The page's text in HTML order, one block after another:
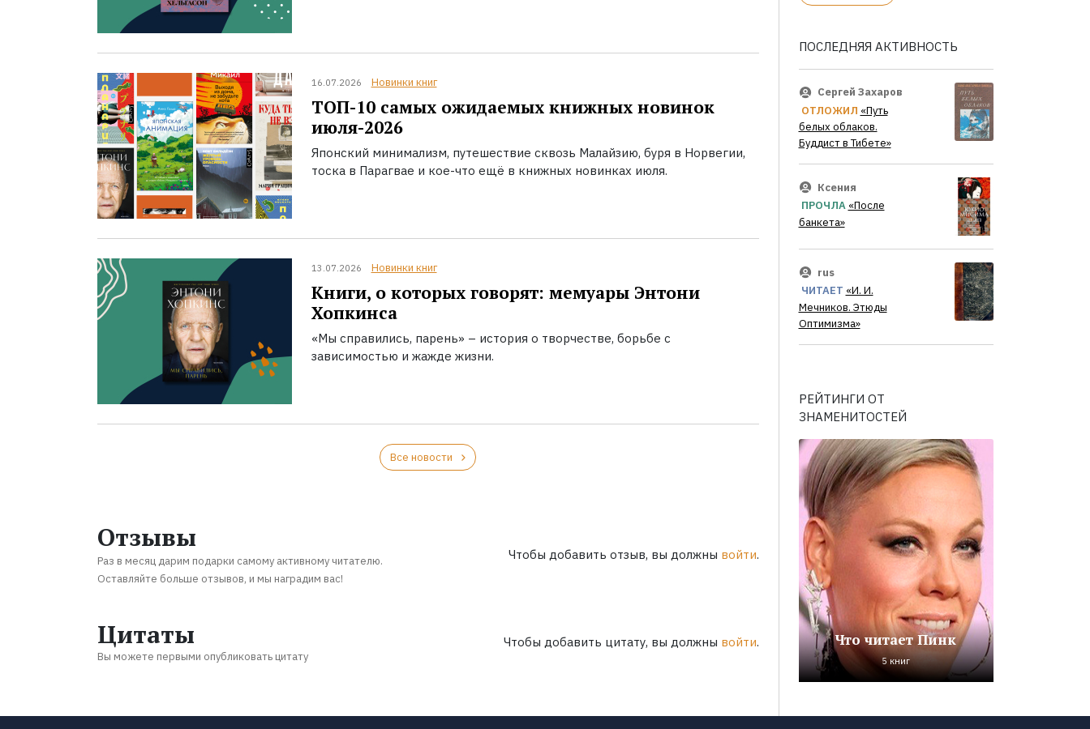
16.07.2026 Новинки книг
ТОП-10 самых ожидаемых книжных новинок
июля-2026
Японский минимализм, путешествие сквозь Малайзию, буря в Норвегии,
тоска в Парагвае и кое-что ещё в книжных новинках июля.
13.07.2026 Новинки книг
Книги, о которых говорят: мемуары Энтони
Хопкинса
«Мы справились, парень» – история о творчестве, борьбе с
зависимостью и жажде жизни.
Все новости
Отзывы
Раз в месяц дарим подарки самому активному читателю.
Оставляйте больше отзывов, и мы наградим вас!
Чтобы добавить отзыв, вы должны войти.
Цитаты
Вы можете первыми опубликовать цитату
Чтобы добавить цитату, вы должны войти.
ПОСЛЕДНЯЯ АКТИВНОСТЬ
Сергей Захаров
ОТЛОЖИЛ «Путь
белых облаков.
Буддист в Тибете»
Ксения
ПРОЧЛА «После
банкета»
rus
ЧИТАЕТ «И. И.
Мечников. Этюды
Оптимизма»
РЕЙТИНГИ ОТ
ЗНАМЕНИТОСТЕЙ
Что читает Пинк
5 книг